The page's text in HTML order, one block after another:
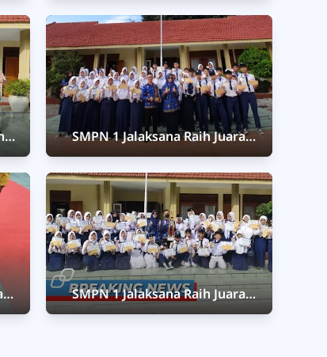
Telling yang Memukau
SMPN 1 Jalaksana Raih Juara
Umum 1 Pencak Silat di
Bupati Cup 2025
SMPN 1 Jalaksana Raih Juara
Umum Pencak Silat Piala